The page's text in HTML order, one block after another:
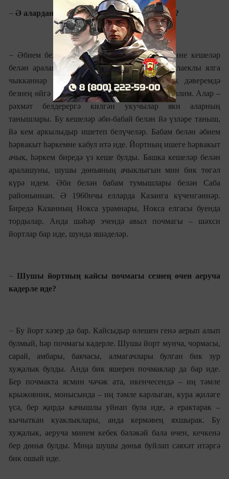
– Ә алардан Сезгә кайсы сыйфатлары күчте?
– Әбием белән бабам, укытучылар булгач, мине кешеләр
белән аралашырга да өйрәтте. Мин туганда лаеклы ялга
чыкканнар иде инде. Ләкин бөтен балачак дәверемдә
безнең өйгә күп итеп килгән кунакларны хәтерлим. Алар –
рәхмәт белдерергә килгән укучылар яки аларның
танышлары. Бу кешеләр әби-бабай белән йә үзләре таныш,
йә кем аркылыдыр ишетеп белүчеләр. Бабам белән әбием
һәрвакыт һәркемне кабул итә иде. Йортның ишеге һәрвакыт
ачык, һәркем биредә үз кеше булды. Башка кешеләр белән
аралашуны, шушы дөньяның ачыклыгын мин бик төгәл
күрә идем. Әби белән бабам тумышлары белән Саба
районыннан. Ә 1960нчы елларда Казанга күченгәннәр.
Биредә Казанның Нокса урамнары, Нокса елгасы буенда
тордылар. Анда шәһәр эчендә авыл почмагы – шәхси
йортлар бар иде, шунда яшәделәр.
– Шушы йортның кайсы почмагы сезнең өчен аеруча
кадерле иде?
– Бу йорт хәзер дә бар. Кайсыдыр өлешен генә аерып алып
булмый, һәр почмагы кадерле. Шушы йорт мунча, чормасы,
сарай, амбары, бакчасы, алмагачлары булган бик зур
хуҗалык булды. Анда бик яшерен почмаклар да бар иде.
Бер почмакта ясмин чәчәк ата, икенчесендә – иң тәмле
крыжовник, монысында – иң тәмле карлыган, кура җиләге
үсә, бер җирдә качышлы уйнап була иде, ә ерактарак –
кычыткан куаклыклары, анда кермәвең яхшырак. Бу
хуҗалык, аеруча минем кебек бәләкәй бала өчен, кечкенә
бер дөнья булды. Миңа шушы дөнья буйлап сәяхәт итәргә
бик ошый иде.